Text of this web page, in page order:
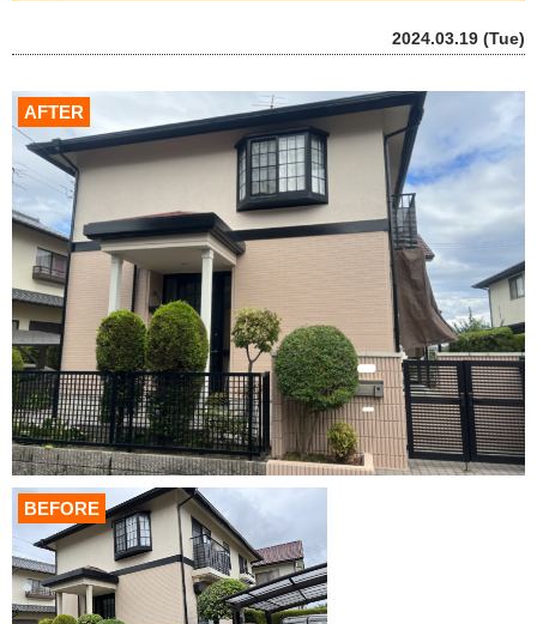
2024.03.19 (Tue)
AFTER
BEFORE